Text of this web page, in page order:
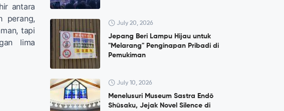
antara
perang,
tapi
lima
July 20, 2026
Jepang Beri Lampu Hijau untuk
"Melarang" Penginapan Pribadi di
Pemukiman
July 10, 2026
Menelusuri Museum Sastra Endō
Shūsaku, Jejak Novel Silence di